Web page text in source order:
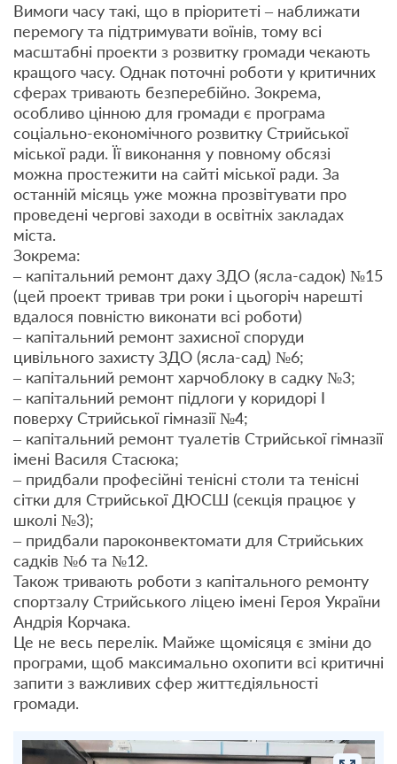
Вимоги часу такі, що в пріоритеті – наближати
перемогу та підтримувати воїнів, тому всі
масштабні проекти з розвитку громади чекають
кращого часу. Однак поточні роботи у критичних
сферах тривають безперебійно. Зокрема,
особливо цінною для громади є програма
соціально-економічного розвитку Стрийської
міської ради. Її виконання у повному обсязі
можна простежити на сайті міської ради. За
останній місяць уже можна прозвітувати про
проведені чергові заходи в освітніх закладах
міста.
Зокрема:
– капітальний ремонт даху ЗДО (ясла-садок) №15
(цей проект тривав три роки і цьогоріч нарешті
вдалося повністю виконати всі роботи)
– капітальний ремонт захисної споруди
цивільного захисту ЗДО (ясла-сад) №6;
– капітальний ремонт харчоблоку в садку №3;
– капітальний ремонт підлоги у коридорі I
поверху Стрийської гімназії №4;
– капітальний ремонт туалетів Стрийської гімназії
імені Василя Стасюка;
– придбали професійні тенісні столи та тенісні
сітки для Стрийської ДЮСШ (секція працює у
школі №3);
– придбали пароконвектомати для Стрийських
садків №6 та №12.
Також тривають роботи з капітального ремонту
спортзалу Стрийського ліцею імені Героя України
Андрія Корчака.
Це не весь перелік. Майже щомісяця є зміни до
програми, щоб максимально охопити всі критичні
запити з важливих сфер життєдіяльності
громади.